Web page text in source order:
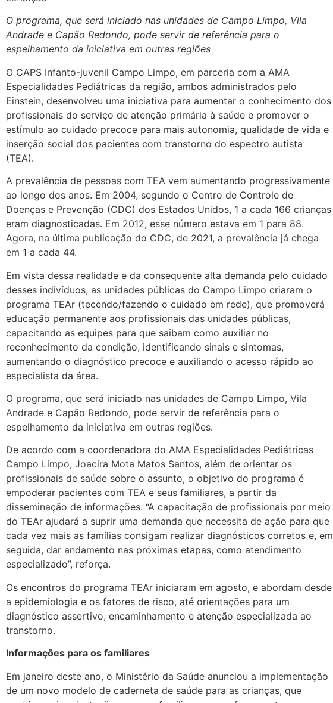
O programa, que será iniciado nas unidades de Campo Limpo, Vila
Andrade e Capão Redondo, pode servir de referência para o
espelhamento da iniciativa em outras regiões
O CAPS Infanto-juvenil Campo Limpo, em parceria com a AMA
Especialidades Pediátricas da região, ambos administrados pelo
Einstein, desenvolveu uma iniciativa para aumentar o conhecimento dos
profissionais do serviço de atenção primária à saúde e promover o
estímulo ao cuidado precoce para mais autonomia, qualidade de vida e
inserção social dos pacientes com transtorno do espectro autista
(TEA).
A prevalência de pessoas com TEA vem aumentando progressivamente
ao longo dos anos. Em 2004, segundo o Centro de Controle de
Doenças e Prevenção (CDC) dos Estados Unidos, 1 a cada 166 crianças
eram diagnosticadas. Em 2012, esse número estava em 1 para 88.
Agora, na última publicação do CDC, de 2021, a prevalência já chega
em 1 a cada 44.
Em vista dessa realidade e da consequente alta demanda pelo cuidado
desses indivíduos, as unidades públicas do Campo Limpo criaram o
programa TEAr (tecendo/fazendo o cuidado em rede), que promoverá
educação permanente aos profissionais das unidades públicas,
capacitando as equipes para que saibam como auxiliar no
reconhecimento da condição, identificando sinais e sintomas,
aumentando o diagnóstico precoce e auxiliando o acesso rápido ao
especialista da área.
O programa, que será iniciado nas unidades de Campo Limpo, Vila
Andrade e Capão Redondo, pode servir de referência para o
espelhamento da iniciativa em outras regiões.
De acordo com a coordenadora do AMA Especialidades Pediátricas
Campo Limpo, Joacira Mota Matos Santos, além de orientar os
profissionais de saúde sobre o assunto, o objetivo do programa é
empoderar pacientes com TEA e seus familiares, a partir da
disseminação de informações. “A capacitação de profissionais por meio
do TEAr ajudará a suprir uma demanda que necessita de ação para que
cada vez mais as famílias consigam realizar diagnósticos corretos e, em
seguida, dar andamento nas próximas etapas, como atendimento
especializado”, reforça.
Os encontros do programa TEAr iniciaram em agosto, e abordam desde
a epidemiologia e os fatores de risco, até orientações para um
diagnóstico assertivo, encaminhamento e atenção especializada ao
transtorno.
Informações para os familiares
Em janeiro deste ano, o Ministério da Saúde anunciou a implementação
de um novo modelo de caderneta de saúde para as crianças, que